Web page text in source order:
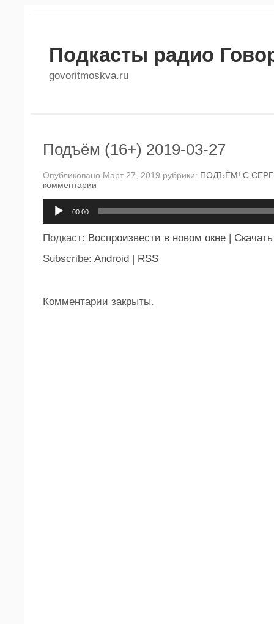
Подкасты радио
govoritmoskva.ru
Подъём (16+) 2019-03-27
Опубликовано Март 27, 2019 рубрики: ПОДЪЁМ! С
комментарии
00:00
Подкаст: Воспроизвести в новом окне | Скачать
Subscribe: Android | RSS
Комментарии закрыты.